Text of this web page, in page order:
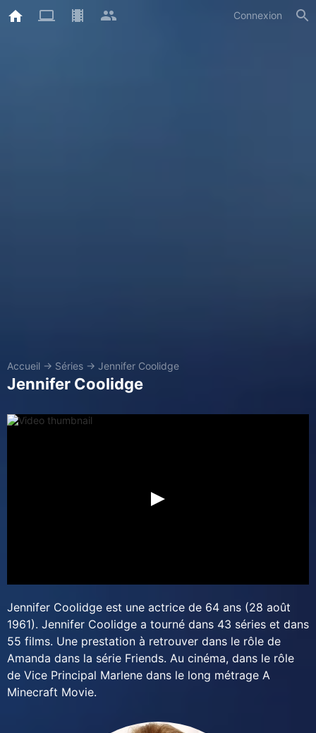
Connexion
Accueil → Séries → Jennifer Coolidge
Jennifer Coolidge
Jennifer Coolidge est une actrice de 64 ans (28 août
1961). Jennifer Coolidge a tourné dans 43 séries et dans
55 films. Une prestation à retrouver dans le rôle de
Amanda dans la série Friends. Au cinéma, dans le rôle
de Vice Principal Marlene dans le long métrage A
Minecraft Movie.